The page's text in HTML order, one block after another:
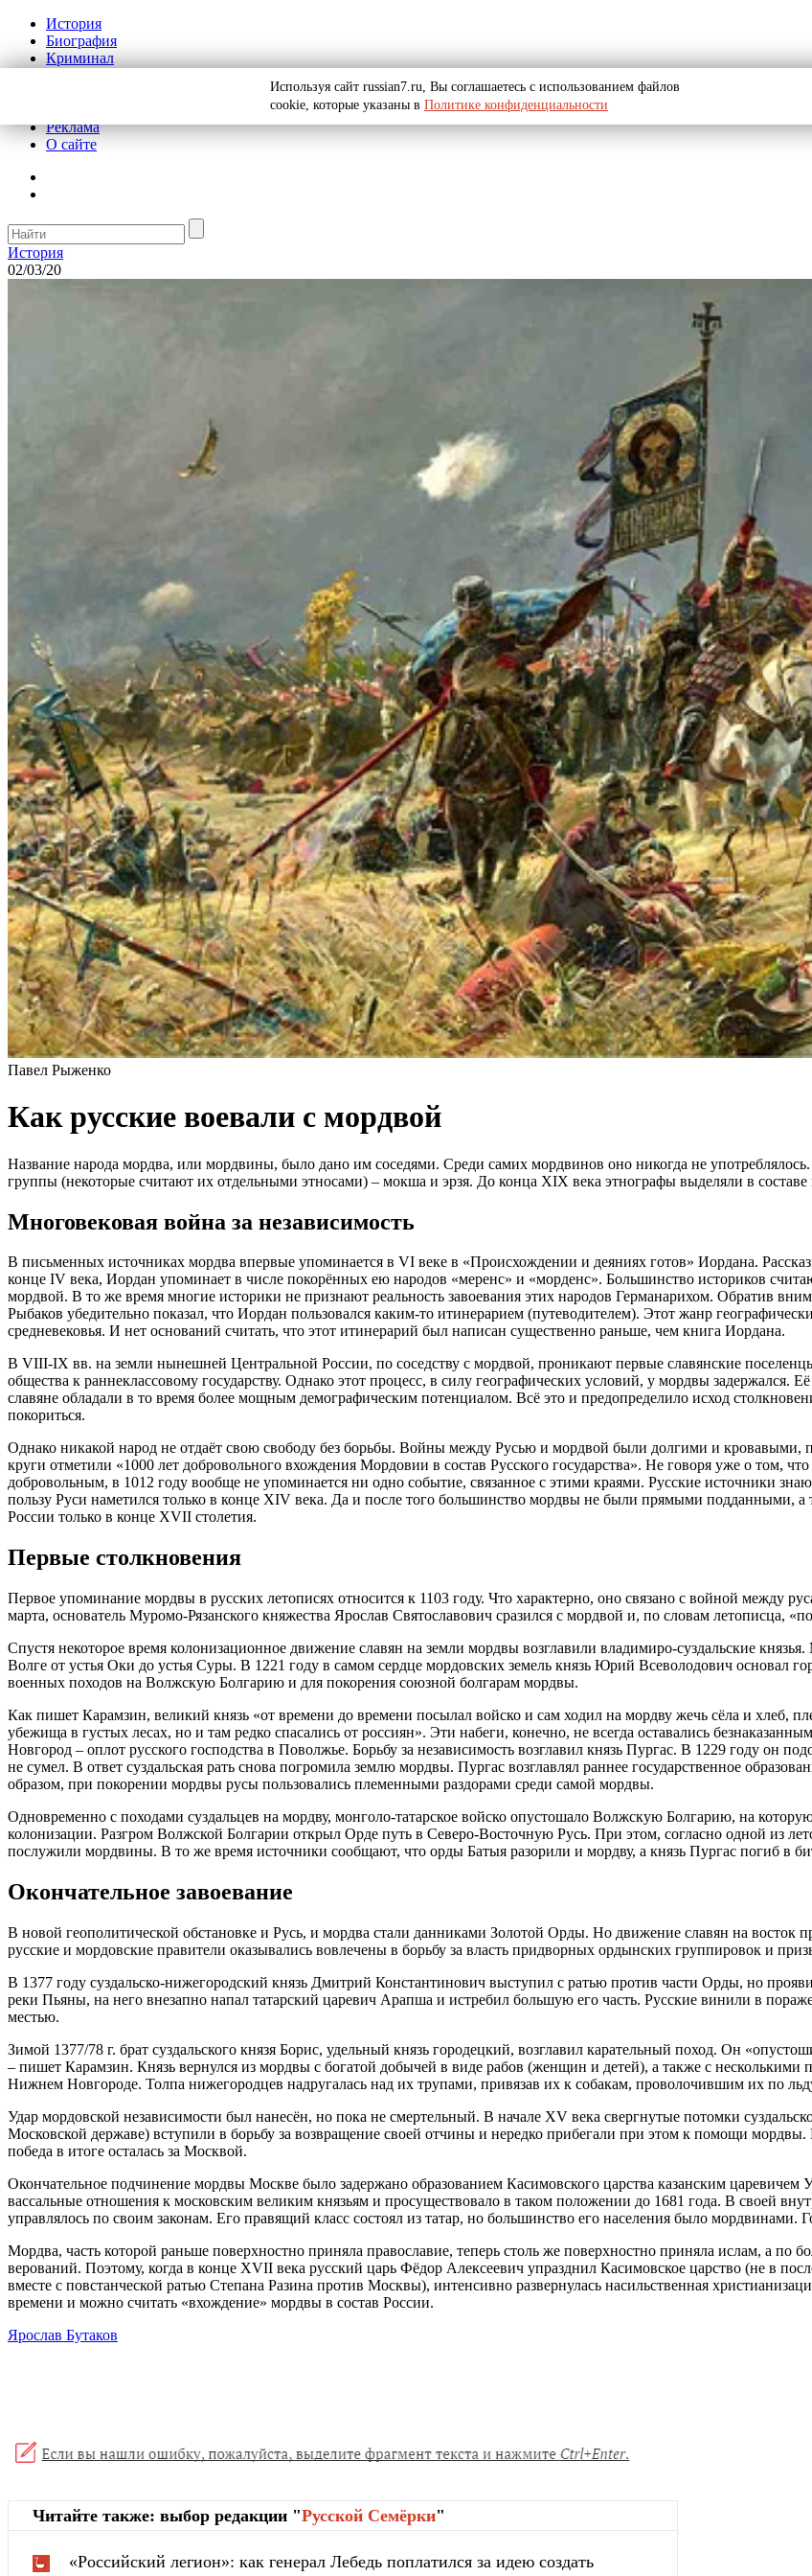
История
Биография
Криминал
Реклама
О сайте
История
02/03/20
Павел Рыженко
Как русские воевали с мордвой
Название народа мордва, или мордвины, было дано им соседями. Среди самих мордвинов оно никогда не
группы (некоторые считают их отдельными этносами) – мокша и эрзя. До конца XIX века этнографы выделяли в
Многовековая война за независимость
В письменных источниках мордва впервые упоминается в VI веке в «Происхождении и деяниях готов» Иордана.
конце IV века, Иордан упоминает в числе покорённых ею народов «меренс» и «морденс». Большинство историков
мордвой. В то же время многие историки не признают реальность завоевания этих народов Германарихом. Обратив
Рыбаков убедительно показал, что Иордан пользовался каким-то итинерарием (путеводителем). Этот жанр
средневековья. И нет оснований считать, что этот итинерарий был написан существенно раньше, чем книга Иордана.
В VIII-IX вв. на земли нынешней Центральной России, по соседству с мордвой, проникают первые славянские
общества к раннеклассовому государству. Однако этот процесс, в силу географических условий, у мордвы задержался.
славяне обладали в то время более мощным демографическим потенциалом. Всё это и предопределило исход
покориться.
Однако никакой народ не отдаёт свою свободу без борьбы. Войны между Русью и мордвой были долгими и кровавыми,
круги отметили «1000 лет добровольного вхождения Мордовии в состав Русского государства». Не говоря уже о том,
добровольным, в 1012 году вообще не упоминается ни одно событие, связанное с этими краями. Русские источники
пользу Руси наметился только в конце XIV века. Да и после того большинство мордвы не были прямыми подданными, а
России только в конце XVII столетия.
Первые столкновения
Первое упоминание мордвы в русских летописях относится к 1103 году. Что характерно, оно связано с войной между
марта, основатель Муромо-Рязанского княжества Ярослав Святославович сразился с мордвой и, по словам летописца,
Спустя некоторое время колонизационное движение славян на земли мордвы возглавили владимиро-суздальские
Волге от устья Оки до устья Суры. В 1221 году в самом сердце мордовских земель князь Юрий Всеволодович
военных походов на Волжскую Болгарию и для покорения союзной болгарам мордвы.
Как пишет Карамзин, великий князь «от времени до времени посылал войско и сам ходил на мордву жечь сёла и хлеб,
убежища в густых лесах, но и там редко спасались от россиян». Эти набеги, конечно, не всегда оставались
Новгород – оплот русского господства в Поволжье. Борьбу за независимость возглавил князь Пургас. В 1229 году он
не сумел. В ответ суздальская рать снова погромила землю мордвы. Пургас возглавлял раннее государственное
образом, при покорении мордвы русы пользовались племенными раздорами среди самой мордвы.
Одновременно с походами суздальцев на мордву, монголо-татарское войско опустошало Волжскую Болгарию, на
колонизации. Разгром Волжской Болгарии открыл Орде путь в Северо-Восточную Русь. При этом, согласно одной из
послужили мордвины. В то же время источники сообщают, что орды Батыя разорили и мордву, а князь Пургас погиб в
Окончательное завоевание
В новой геополитической обстановке и Русь, и мордва стали данниками Золотой Орды. Но движение славян на
русские и мордовские правители оказывались вовлечены в борьбу за власть придворных ордынских группировок и
В 1377 году суздальско-нижегородский князь Дмитрий Константинович выступил с ратью против части Орды, но
реки Пьяны, на него внезапно напал татарский царевич Арапша и истребил большую его часть. Русские винили в
местью.
Зимой 1377/78 г. брат суздальского князя Борис, удельный князь городецкий, возглавил карательный поход. Он
– пишет Карамзин. Князь вернулся из мордвы с богатой добычей в виде рабов (женщин и детей), а также с
Нижнем Новгороде. Толпа нижегородцев надругалась над их трупами, привязав их к собакам, проволочившим их по
Удар мордовской независимости был нанесён, но пока не смертельный. В начале XV века свергнутые потомки
Московской державе) вступили в борьбу за возвращение своей отчины и нередко прибегали при этом к помощи
победа в итоге осталась за Москвой.
Окончательное подчинение мордвы Москве было задержано образованием Касимовского царства казанским
вассальные отношения к московским великим князьям и просуществовало в таком положении до 1681 года. В своей
управлялось по своим законам. Его правящий класс состоял из татар, но большинство его населения было мордвинами.
Мордва, часть которой раньше поверхностно приняла православие, теперь столь же поверхностно приняла ислам, а по
верований. Поэтому, когда в конце XVII века русский царь Фёдор Алексеевич упразднил Касимовское царство (не в
вместе с повстанческой ратью Степана Разина против Москвы), интенсивно развернулась насильственная
времени и можно считать «вхождение» мордвы в состав России.
Ярослав Бутаков
Читайте также: выбор редакции "Русской Cемёрки"
«Российский легион»: как генерал Лебедь поплатился за идею создать
Используя сайт russian7.ru, Вы соглашаетесь с использованием файлов
cookie, которые указаны в Политике конфиденциальности